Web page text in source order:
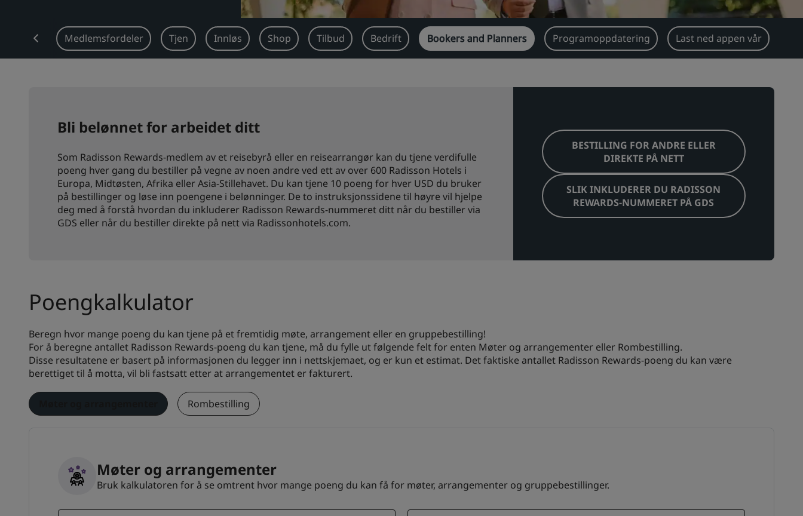
Medlemsfordeler Tjen Innløs Shop Tilbud Bedrift Bookers and Planners Programoppdatering Last ned appen vår
Bli belønnet for arbeidet ditt
Som Radisson Rewards-medlem av et reisebyrå eller en reisearrangør kan du tjene verdifulle
poeng hver gang du bestiller på vegne av noen andre ved ett av over 600 Radisson Hotels i
Europa, Midtøsten, Afrika eller Asia-Stillehavet. Du kan tjene 10 poeng for hver USD du bruker
på bestillinger og løse inn poengene i belønninger. De to instruksjonssidene til høyre vil hjelpe
deg med å forstå hvordan du inkluderer Radisson Rewards-nummeret ditt når du bestiller via
GDS eller når du bestiller direkte på nett via Radissonhotels.com.
BESTILLING FOR ANDRE ELLER
DIREKTE PÅ NETT
SLIK INKLUDERER DU RADISSON
REWARDS-NUMMERET PÅ GDS
Poengkalkulator
Beregn hvor mange poeng du kan tjene på et fremtidig møte, arrangement eller en gruppebestilling!
For å beregne antallet Radisson Rewards-poeng du kan tjene, må du fylle ut følgende felt for enten Møter og arrangementer eller Rombestilling.
Disse resultatene er basert på informasjonen du legger inn i nettskjemaet, og er kun et estimat. Det faktiske antallet Radisson Rewards-poeng du kan være
berettiget til å motta, vil bli fastsatt etter at arrangementet er fakturert.
Rombestilling
Møter og arrangementer
Bruk kalkulatoren for å se omtrent hvor mange poeng du kan få for møter, arrangementer og gruppebestillinger.